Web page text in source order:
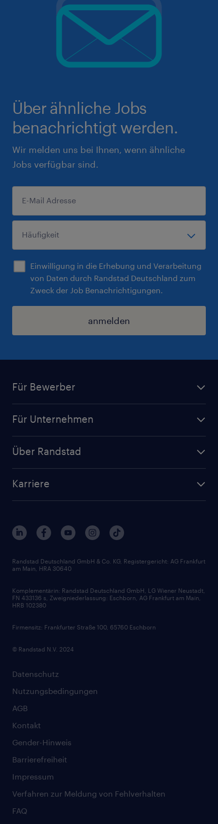
Über ähnliche Jobs
benachrichtigt werden.
Wir melden uns bei Ihnen, wenn ähnliche
Jobs verfügbar sind.
Einwilligung in die Erhebung und Verarbeitung
von Daten durch Randstad Deutschland zum
Zweck der Job Benachrichtigungen.
anmelden
Für Bewerber
Initiativbewerbung
Randstad Akademie
Für Unternehmen
Branchen
Über Randstad
Interne Karriere
FAQ - Bewerber / Kunden
Zertifikate und Auszeichnungen
Karriere
Berufsprofile
Gehaltsthemen
Bewerbungsratgeber
Soft Skills
Skills
Datenschutz
Nutzungsbedingungen
AGB
Kontakt
Gender-Hinweis
Barrierefreiheit
Impressum
Verfahren zur Meldung von Fehlverhalten
FAQ
Randstad Deutschland GmbH & Co. KG, Registergericht: AG Frankfurt
am Main, HRA 30640
Komplementärin: Randstad Deutschland GmbH, LG Wiener Neustadt,
FN 433136 s, Zweigniederlassung: Eschborn, AG Frankfurt am Main,
HRB 102380
Firmensitz: Frankfurter Straße 100, 65760 Eschborn
© Randstad N.V. 2024